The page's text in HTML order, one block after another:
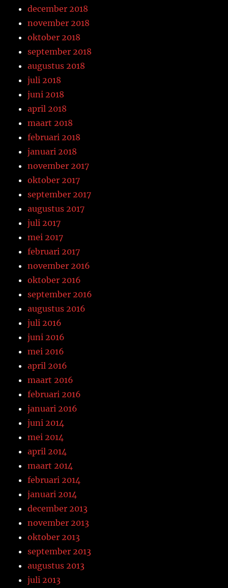
december 2018
november 2018
oktober 2018
september 2018
augustus 2018
juli 2018
juni 2018
april 2018
maart 2018
februari 2018
januari 2018
november 2017
oktober 2017
september 2017
augustus 2017
juli 2017
mei 2017
februari 2017
november 2016
oktober 2016
september 2016
augustus 2016
juli 2016
juni 2016
mei 2016
april 2016
maart 2016
februari 2016
januari 2016
juni 2014
mei 2014
april 2014
maart 2014
februari 2014
januari 2014
december 2013
november 2013
oktober 2013
september 2013
augustus 2013
juli 2013